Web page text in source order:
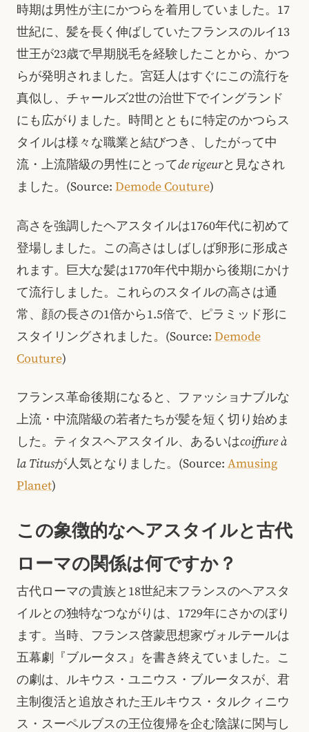
時期は男性が主にかつらを着用していました。17
世紀に、髪を長く伸ばしていたフランスのルイ13
世王が23歳で早期脱毛を経験したことから、かつ
らが発明されました。宮廷人はすぐにこの流行を
真似し、チャールズ2世の治世下でイングランド
にも広がりました。時間とともに特定のかつらス
タイルは様々な職業と結びつき、したがって中
流・上流階級の男性にとってde rigeurと見なされ
ました。(Source: Demode Couture)
高さを強調したヘアスタイルは1760年代に初めて
登場しました。この高さはしばしば卵形に形成さ
れます。巨大な髪は1770年代中期から後期にかけ
て流行しました。これらのスタイルの高さは通
常、顔の長さの1倍から1.5倍で、ピラミッド形に
スタイリングされました。(Source: Demode
Couture)
フランス革命後期になると、ファッショナブルな
上流・中流階級の若者たちが髪を短く切り始めま
した。ティタスヘアスタイル、あるいはcoiffure à
la Titusが人気となりました。(Source: Amusing
Planet)
この象徴的なヘアスタイルと古代
ローマの関係は何ですか？
古代ローマの貴族と18世紀末フランスのヘアスタ
イルとの独特なつながりは、1729年にさかのぼり
ます。当時、フランス啓蒙思想家ヴォルテールは
五幕劇『ブルータス』を書き終えていました。こ
の劇は、ルキウス・ユニウス・ブルータスが、君
主制復活と追放された王ルキウス・タルクィニウ
ス・スーペルブスの王位復帰を企む陰謀に関与し